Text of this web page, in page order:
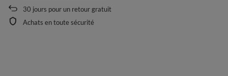
30 jours pour un retour gratuit
Achats en toute sécurité